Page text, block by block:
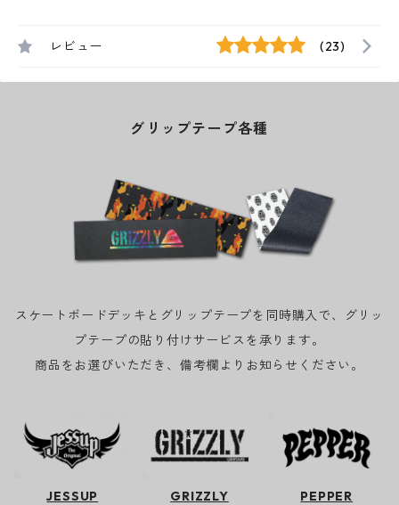
レビュー (23)
グリップテープ各種
スケートボードデッキとグリップテープを同時購入で、グリッ
プテープの貼り付けサービスを承ります。
商品をお選びいただき、備考欄よりお知らせください。
JESSUP GRIZZLY PEPPER